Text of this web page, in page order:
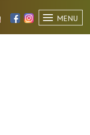
MENU